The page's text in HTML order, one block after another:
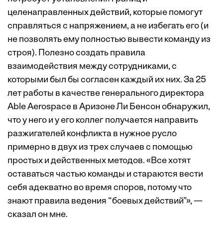
целенаправленных действий, которые помогут
справляться с напряжением, а не избегать его (и
не позволять ему полностью вывести команду из
строя). Полезно создать правила
взаимодействия между сотрудниками, с
которыми был бы согласен каждый их них. За 25
лет работы в качестве генерального директора
Able Aerospace в Аризоне Ли Бенсон обнаружил,
что у него и у его коллег получается направить
разжигателей конфликта в нужное русло
примерно в двух из трех случаев с помощью
простых и действенных методов. «Все хотят
оставаться частью команды и стараются вести
себя адекватно во время споров, потому что
знают правила ведения “боевых действий”», —
сказал он мне.